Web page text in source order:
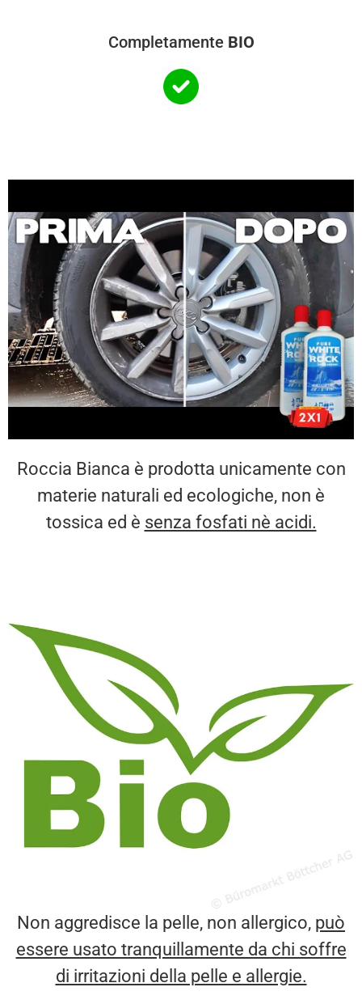
Completamente BIO
Roccia Bianca è prodotta unicamente con
materie naturali ed ecologiche, non è
tossica ed è senza fosfati nè acidi.
Non aggredisce la pelle, non allergico, può
essere usato tranquillamente da chi soffre
di irritazioni della pelle e allergie.